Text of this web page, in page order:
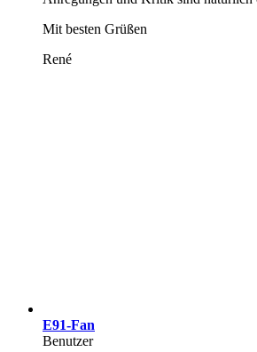
Mit besten Grüßen
René
E91-Fan
Benutzer